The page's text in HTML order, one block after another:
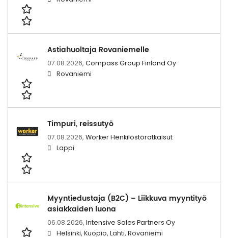
Astiahuoltaja Rovaniemelle
07.08.2026, Compass Group Finland Oy
Rovaniemi
Timpuri, reissutyö
07.08.2026, Worker Henkilöstöratkaisut
Lappi
Myyntiedustaja (B2C) – Liikkuva myyntityö
asiakkaiden luona
06.08.2026, Intensive Sales Partners Oy
Helsinki, Kuopio, Lahti, Rovaniemi